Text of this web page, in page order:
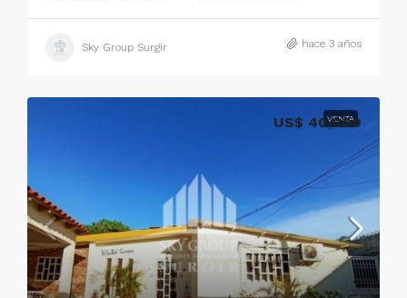
Sky Group Surgir hace 3 años
VENTA
US$ 40,000